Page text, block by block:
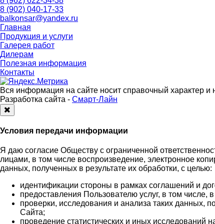
8 (902) 040-17-33
balkonsar@yandex.ru
Главная
Продукция и услуги
Галерея работ
Дилерам
Полезная информация
Контакты
Вся информация на сайте носит справочный характер и
Разработка сайта - Смарт-Лайн
Условия передачи информации
Я даю согласие Обществу с ограниченной
лицами, в том числе воспроизведение, электронное
данных, полученных в результате их обработки, с целью:
идентификации стороны в рамках соглашений и
предоставления Пользователю услуг, в том числе,
проверки, исследования и анализа таких данных,
Сайта;
проведение статистических и иных исследований